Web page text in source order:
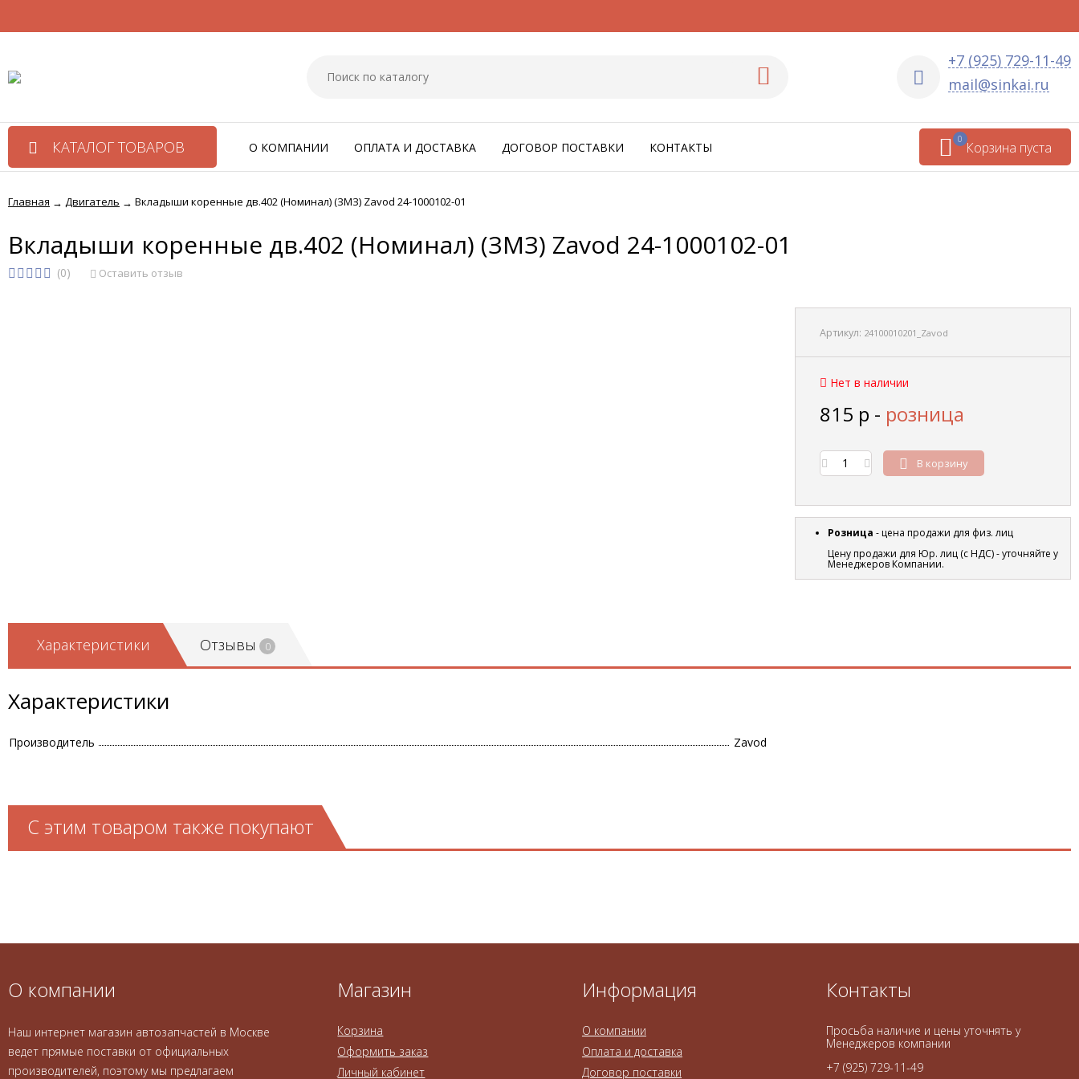
+7 (925) 729-11-49
mail@sinkai.ru
КАТАЛОГ ТОВАРОВ Корзина пуста
0
О КОМПАНИИ ОПЛАТА И ДОСТАВКА ДОГОВОР ПОСТАВКИ КОНТАКТЫ
Главная → Двигатель → Вкладыши коренные дв.402 (Номинал) (ЗМЗ) Zavod 24-1000102-01
Вкладыши коренные дв.402 (Номинал) (ЗМЗ) Zavod 24-1000102-01
(0) Оставить отзыв
Артикул: 24100010201_Zavod
Нет в наличии
815 р - розница
В корзину
Розница - цена продажи для физ. лиц
Цену продажи для Юр. лиц (с НДС) - уточняйте у
Менеджеров Компании.
Характеристики Отзывы 0
Характеристики
Производитель Zavod
С этим товаром также покупают
О компании
Наш интернет магазин автозапчастей в Москве
ведет прямые поставки от официальных
производителей, поэтому мы предлагаем
Магазин
Корзина
Оформить заказ
Личный кабинет
Информация
О компании
Оплата и доставка
Договор поставки
Контакты
Просьба наличие и цены уточнять у
Менеджеров компании
+7 (925) 729-11-49